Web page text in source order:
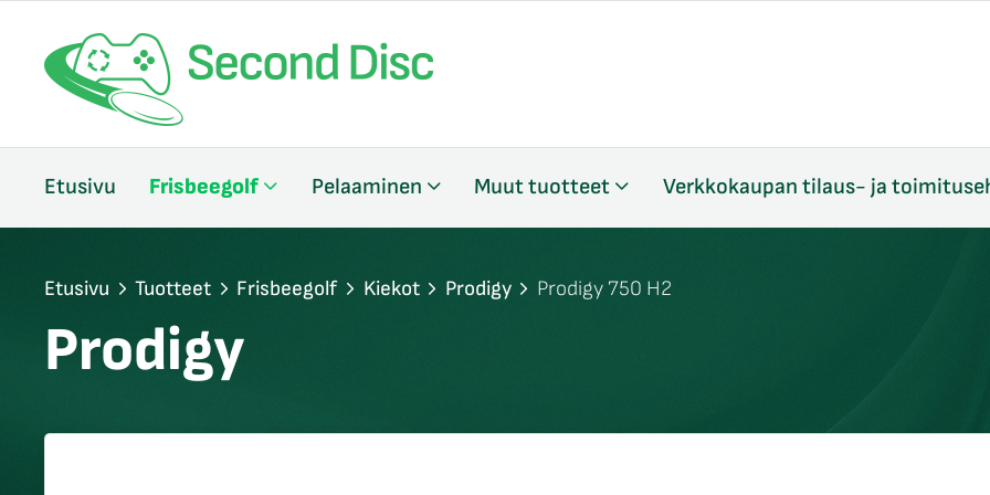
Etusivu Frisbeegolf Pelaaminen Muut tuotteet Verkkokaupan tilaus- ja
Etusivu Tuotteet Frisbeegolf Kiekot Prodigy Prodigy 750 H2
Prodigy
sulje
sulje
sulje